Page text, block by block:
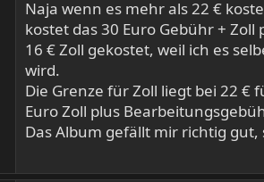
e
:
Naja wenn es mehr als 22 €
kostet das 30 Euro Gebühr +
16 € Zoll gekostet, weil ich es
wird.
Die Grenze für Zoll liegt bei 22 €
Euro Zoll plus
Das Album gefällt mir richtig gut,